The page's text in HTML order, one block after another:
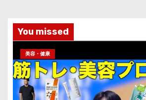
You missed
美容・健康